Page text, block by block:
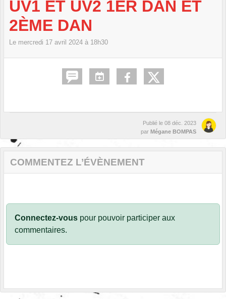
UV1 ET UV2 1ER DAN ET
2ÈME DAN
Le mercredi 17 avril 2024 à 18h30
Publié le 08 déc. 2023
par Mégane BOMPAS
COMMENTEZ L’ÉVÈNEMENT
Connectez-vous pour pouvoir participer aux
commentaires.